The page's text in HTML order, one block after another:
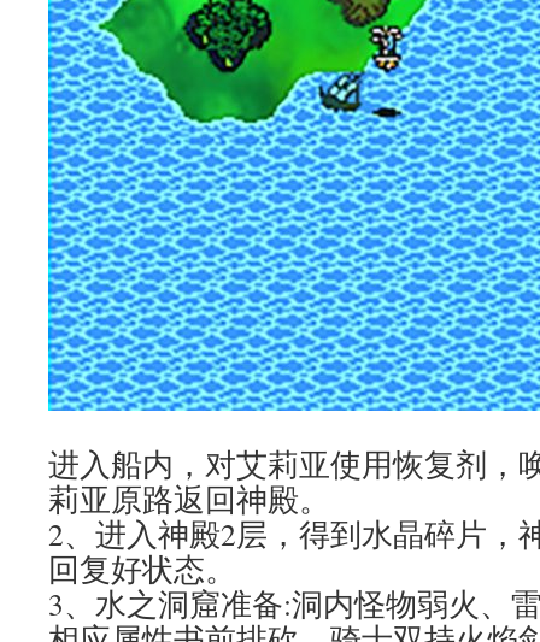
进入船内，对艾莉亚使用恢复剂，
莉亚原路返回神殿。
2、进入神殿2层，得到水晶碎片，
回复好状态。
3、水之洞窟准备:洞内怪物弱火、